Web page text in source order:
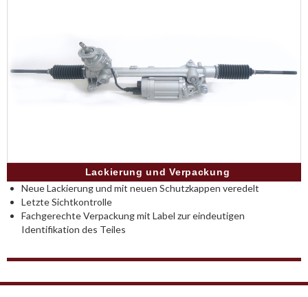
Lackierung und Verpackung
Neue Lackierung und mit neuen Schutzkappen veredelt
Letzte Sichtkontrolle
Fachgerechte Verpackung mit Label zur eindeutigen
Identifikation des Teiles